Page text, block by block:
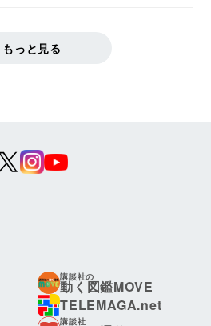
もっと見る
講談社の
動く図鑑MOVE
TELEMAGA.net
講談社